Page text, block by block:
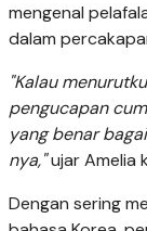
mengenal
dalam
"Kalau
pengucapan
yang benar
nya,"ujar Amelia
Dengan sering